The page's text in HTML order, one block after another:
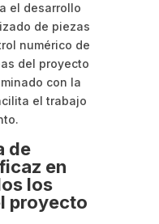
el desarrollo
de piezas
numérico de
del proyecto
con la
el trabajo
de
en
los
proyecto